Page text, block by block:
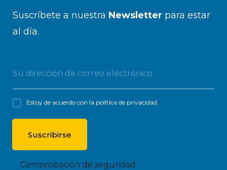
Suscríbete a nuestra Newsletter para estar
al día.
Estoy de acuerdo con la política de privacidad.
Comprobación de seguridad